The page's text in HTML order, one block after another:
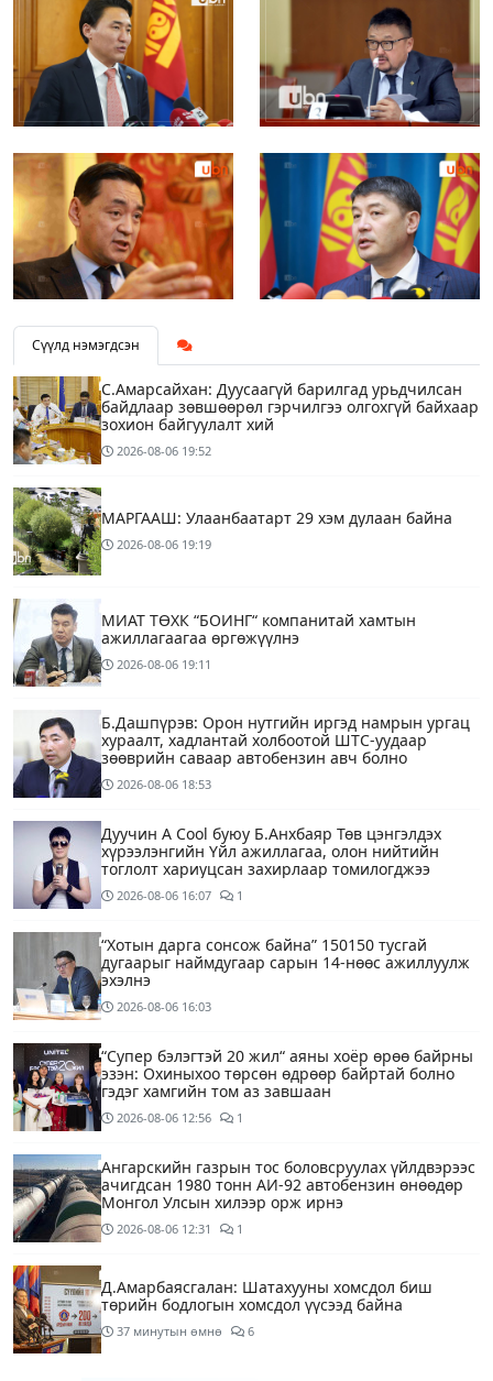
Сүүлд нэмэгдсэн
С.Амарсайхан: Дуусаагүй барилгад урьдчилсан
байдлаар зөвшөөрөл гэрчилгээ олгохгүй байхаар
зохион байгуулалт хий
2026-08-06 19:52
МАРГААШ: Улаанбаатарт 29 хэм дулаан байна
2026-08-06 19:19
МИАТ ТӨХК “БОИНГ“ компанитай хамтын
ажиллагаагаа өргөжүүлнэ
2026-08-06 19:11
Б.Дашпүрэв: Орон нутгийн иргэд намрын ургац
хураалт, хадлантай холбоотой ШТС-уудаар
зөөврийн саваар автобензин авч болно
2026-08-06 18:53
Дуучин A Cool буюу Б.Анхбаяр Төв цэнгэлдэх
хүрээлэнгийн Үйл ажиллагаа, олон нийтийн
тоглолт хариуцсан захирлаар томилогджээ
2026-08-06 16:07 1
“Хотын дарга сонсож байна” 150150 тусгай
дугаарыг наймдугаар сарын 14-нөөс ажиллуулж
эхэлнэ
2026-08-06 16:03
“Супер бэлэгтэй 20 жил“ аяны хоёр өрөө байрны
эзэн: Охиныхоо төрсөн өдрөөр байртай болно
гэдэг хамгийн том аз завшаан
2026-08-06 12:56 1
Ангарскийн газрын тос боловсруулах үйлдвэрээс
ачигдсан 1980 тонн АИ-92 автобензин өнөөдөр
Монгол Улсын хилээр орж ирнэ
2026-08-06 12:31 1
Д.Амарбаясгалан: Шатахууны хомсдол биш
төрийн бодлогын хомсдол үүсээд байна
37 минутын өмнө 6